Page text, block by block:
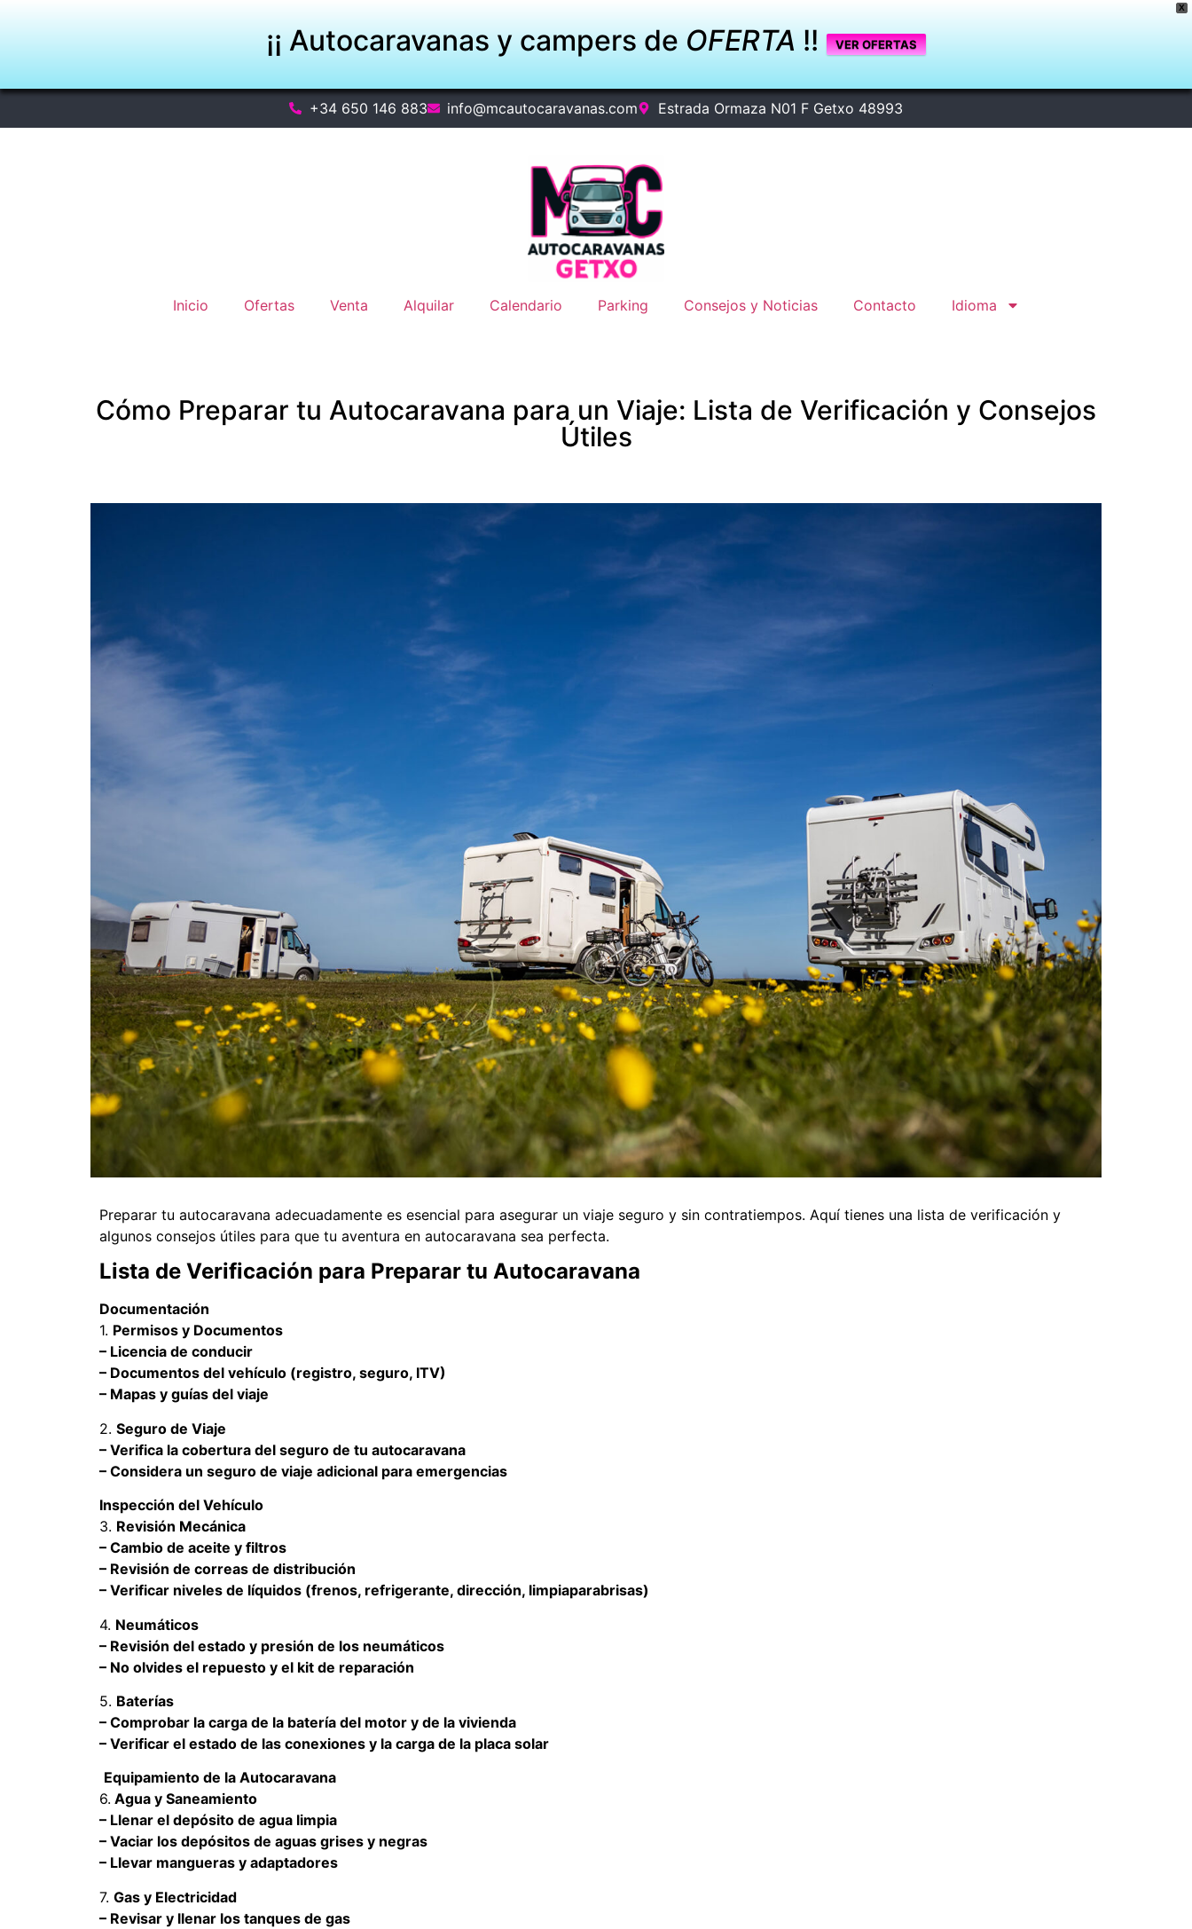
X
¡¡ Autocaravanas y campers deOFERTA!! VER OFERTAS
+34 650 146 883 info@mcautocaravanas.com Estrada Ormaza N01 F Getxo 48993
Inicio Ofertas Venta Alquilar Calendario Parking Consejos y Noticias Contacto Idioma
Cómo Preparar tu Autocaravana para un Viaje: Lista de Verificación y Consejos
Útiles
Preparar tu autocaravana adecuadamente es esencial para asegurar un viaje seguro y sin contratiempos. Aquí tienes una lista de verificación y
algunos consejos útiles para que tu aventura en autocaravana sea perfecta.
Lista de Verificación para Preparar tu Autocaravana
Documentación
1. Permisos y Documentos
– Licencia de conducir
– Documentos del vehículo (registro, seguro, ITV)
– Mapas y guías del viaje
2. Seguro de Viaje
– Verifica la cobertura del seguro de tu autocaravana
– Considera un seguro de viaje adicional para emergencias
Inspección del Vehículo
3. Revisión Mecánica
– Cambio de aceite y filtros
– Revisión de correas de distribución
– Verificar niveles de líquidos (frenos, refrigerante, dirección, limpiaparabrisas)
4. Neumáticos
– Revisión del estado y presión de los neumáticos
– No olvides el repuesto y el kit de reparación
5. Baterías
– Comprobar la carga de la batería del motor y de la vivienda
– Verificar el estado de las conexiones y la carga de la placa solar
Equipamiento de la Autocaravana
6. Agua y Saneamiento
– Llenar el depósito de agua limpia
– Vaciar los depósitos de aguas grises y negras
– Llevar mangueras y adaptadores
7. Gas y Electricidad
– Revisar y llenar los tanques de gas